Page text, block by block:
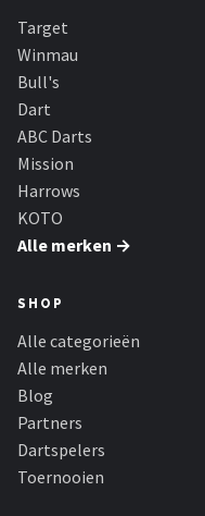
Target
Winmau
Bull's
Dart
ABC Darts
Mission
Harrows
KOTO
Alle merken →
SHOP
Alle categorieën
Alle merken
Blog
Partners
Dartspelers
Toernooien